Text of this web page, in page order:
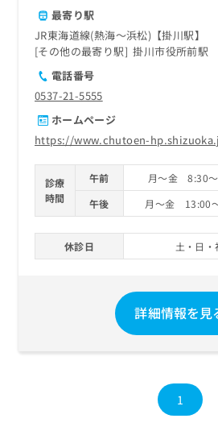
最寄り駅
JR東海道線(熱海～浜松)【掛川駅】
その他の最寄り駅
掛川市役所前駅
電話番号
0537-21-5555
ホームページ
https://www.chutoen-
診療
時間
午前
月～金 8:30
午後
月～金 13:00
休診日 土・日
詳細情報を見
1